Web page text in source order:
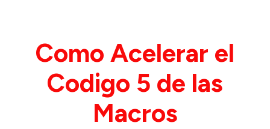
Como Acelerar el
Codigo 5 de las
Macros